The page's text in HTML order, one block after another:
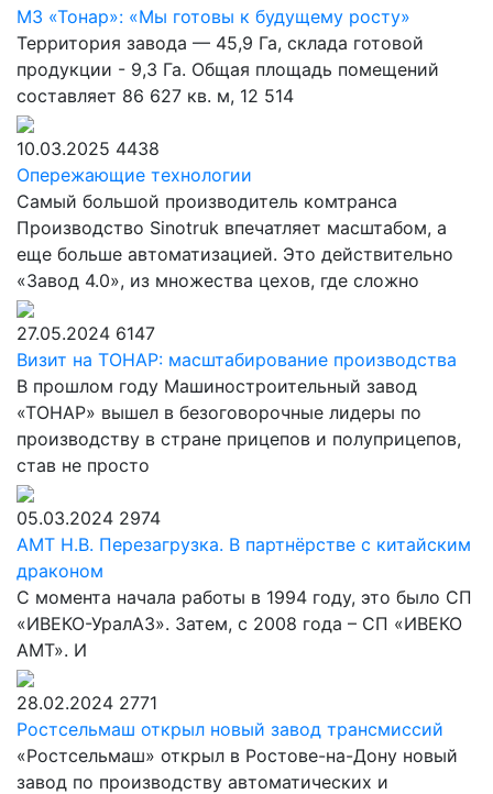
МЗ «Тонар»: «Мы готовы к будущему росту»
Территория завода — 45,9 Га, склада готовой
продукции - 9,3 Га. Общая площадь помещений
составляет 86 627 кв. м, 12 514
10.03.2025 4438
Опережающие технологии
Самый большой производитель комтранса
Производство Sinotruk впечатляет масштабом, а
еще больше автоматизацией. Это действительно
«Завод 4.0», из множества цехов, где сложно
27.05.2024 6147
Визит на ТОНАР: масштабирование производства
В прошлом году Машиностроительный завод
«ТОНАР» вышел в безоговорочные лидеры по
производству в стране прицепов и полуприцепов,
став не просто
05.03.2024 2974
АМТ Н.В. Перезагрузка. В партнёрстве с китайским
драконом
С момента начала работы в 1994 году, это было СП
«ИВЕКО-УралАЗ». Затем, с 2008 года – СП «ИВЕКО
АМТ». И
28.02.2024 2771
Ростсельмаш открыл новый завод трансмиссий
«Ростсельмаш» открыл в Ростове-на-Дону новый
завод по производству автоматических и